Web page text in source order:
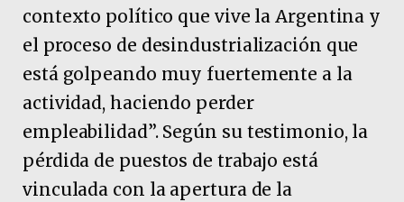
contexto político que vive la Argentina y
el proceso de desindustrialización que
está golpeando muy fuertemente a la
actividad, haciendo perder
empleabilidad”. Según su testimonio, la
pérdida de puestos de trabajo está
vinculada con la apertura de la